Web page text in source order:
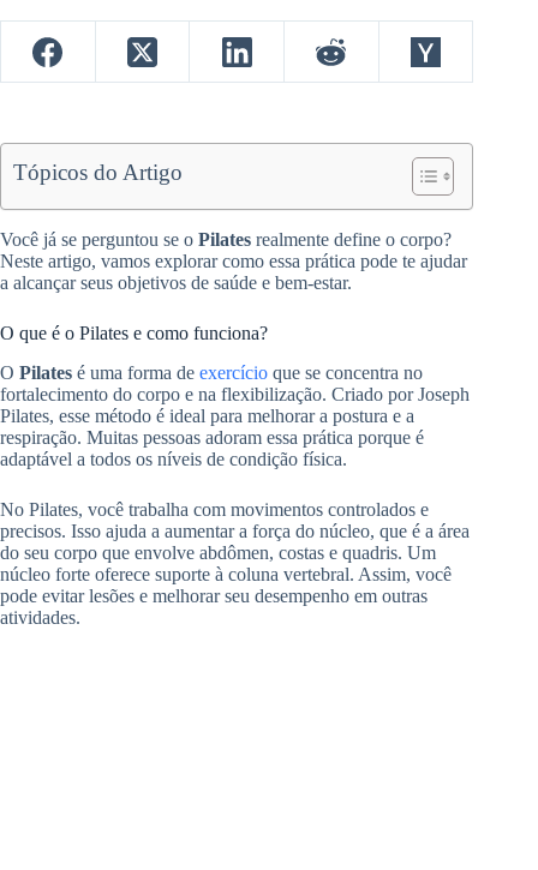
Tópicos do Artigo
Você já se perguntou se o Pilates realmente define o corpo?
Neste artigo, vamos explorar como essa prática pode te ajudar
a alcançar seus objetivos de saúde e bem-estar.
O que é o Pilates e como funciona?
O Pilates é uma forma de exercício que se concentra no
fortalecimento do corpo e na flexibilização. Criado por Joseph
Pilates, esse método é ideal para melhorar a postura e a
respiração. Muitas pessoas adoram essa prática porque é
adaptável a todos os níveis de condição física.
No Pilates, você trabalha com movimentos controlados e
precisos. Isso ajuda a aumentar a força do núcleo, que é a área
do seu corpo que envolve abdômen, costas e quadris. Um
núcleo forte oferece suporte à coluna vertebral. Assim, você
pode evitar lesões e melhorar seu desempenho em outras
atividades.